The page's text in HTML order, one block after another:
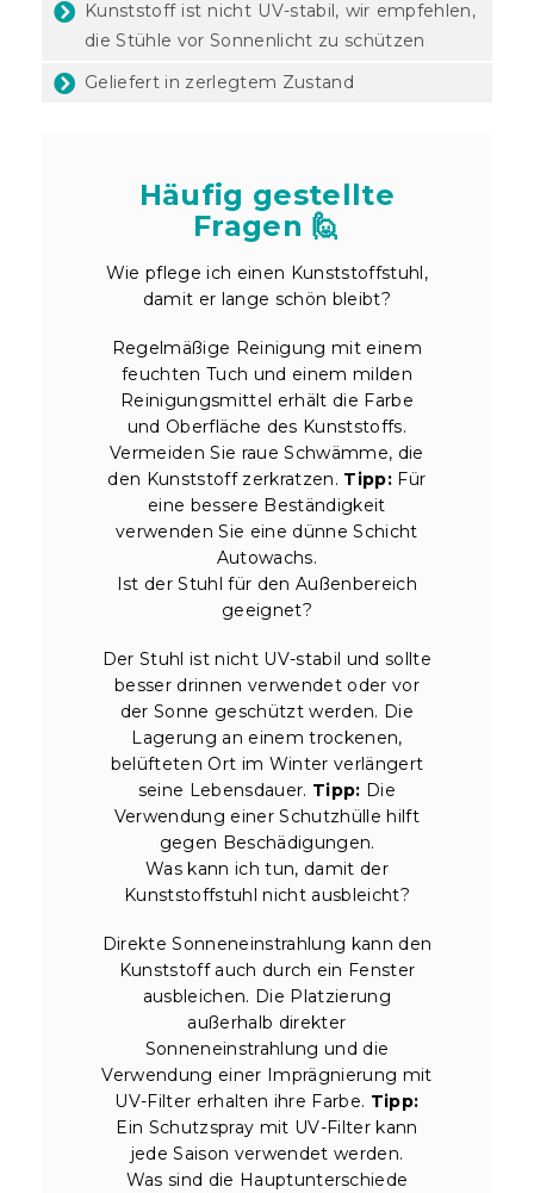
Kunststoff ist nicht UV-stabil, wir empfehlen,
die Stühle vor Sonnenlicht zu schützen
Geliefert in zerlegtem Zustand
Häufig gestellte
Fragen 🙋
Wie pflege ich einen Kunststoffstuhl,
damit er lange schön bleibt?
Regelmäßige Reinigung mit einem
feuchten Tuch und einem milden
Reinigungsmittel erhält die Farbe
und Oberfläche des Kunststoffs.
Vermeiden Sie raue Schwämme, die
den Kunststoff zerkratzen. Tipp: Für
eine bessere Beständigkeit
verwenden Sie eine dünne Schicht
Autowachs.
Ist der Stuhl für den Außenbereich
geeignet?
Der Stuhl ist nicht UV-stabil und sollte
besser drinnen verwendet oder vor
der Sonne geschützt werden. Die
Lagerung an einem trockenen,
belüfteten Ort im Winter verlängert
seine Lebensdauer. Tipp: Die
Verwendung einer Schutzhülle hilft
gegen Beschädigungen.
Was kann ich tun, damit der
Kunststoffstuhl nicht ausbleicht?
Direkte Sonneneinstrahlung kann den
Kunststoff auch durch ein Fenster
ausbleichen. Die Platzierung
außerhalb direkter
Sonneneinstrahlung und die
Verwendung einer Imprägnierung mit
UV-Filter erhalten ihre Farbe. Tipp:
Ein Schutzspray mit UV-Filter kann
jede Saison verwendet werden.
Was sind die Hauptunterschiede